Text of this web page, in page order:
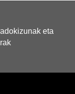
eta